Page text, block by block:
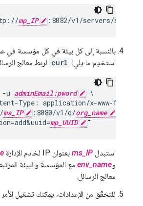
mp_IP :8082/v1/servers/self
بالنسبة إلى كل بيئة في كل مؤسسة في
استخدِم ما يلي: curl لربط معالج
u adminEmail:pword
\
Type: application/x-www-form-
ms_IP :8080/v1/o/org_name
mp_UUID "
استبدل ms_IP بعنوان IP لخادم الإدارة
وenv_name مع المؤسسة والبيئة
معالج الرسائل.
للتحقّق من الإعدادات، يمكنك تشغيل الأمر